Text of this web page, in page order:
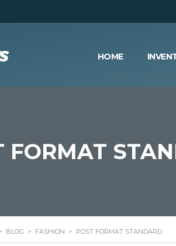
HOME
FORMAT
BLOG > FASHION > POST FORMAT STANDARD